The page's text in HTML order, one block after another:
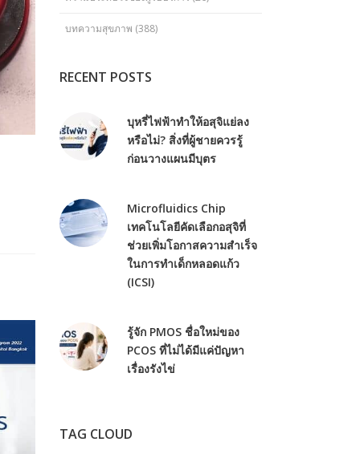
บทความสุขภาพ (388)
RECENT POSTS
บุหรี่ไฟฟ้าทำให้อสุจิแย่ลง
หรือไม่? สิ่งที่ผู้ชายควรรู้
ก่อนวางแผนมีบุตร
Microfluidics Chip
เทคโนโลยีคัดเลือกอสุจิที่
ช่วยเพิ่มโอกาสความสำเร็จ
ในการทำเด็กหลอดแก้ว
(ICSI)
รู้จัก PMOS ชื่อใหม่ของ
PCOS ที่ไม่ได้มีแค่ปัญหา
เรื่องรังไข่
TAG CLOUD